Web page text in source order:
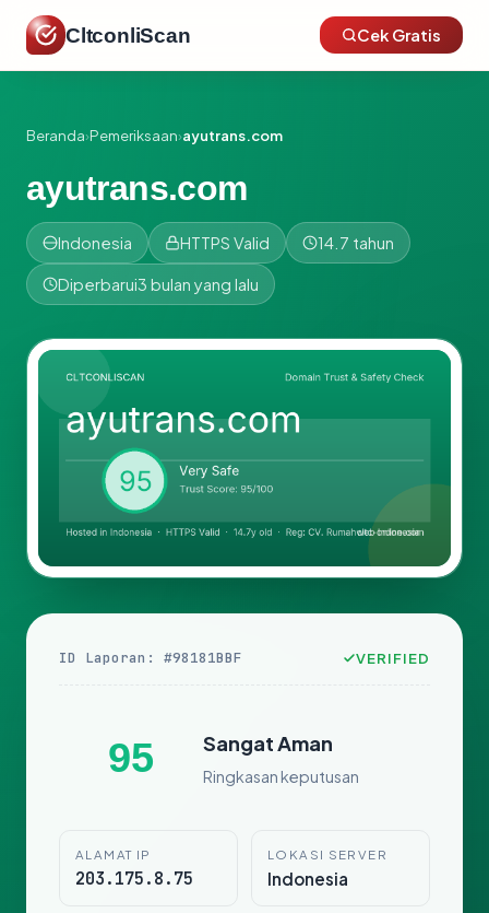
CltconliScan Cek Gratis
Beranda›Pemeriksaan›ayutrans.com
ayutrans.com
Indonesia HTTPS Valid 14.7 tahun
Diperbarui3 bulan yang lalu
ID Laporan: #98181BBF VERIFIED
95 Sangat Aman
Ringkasan keputusan
ALAMAT IP
203.175.8.75
LOKASI SERVER
Indonesia